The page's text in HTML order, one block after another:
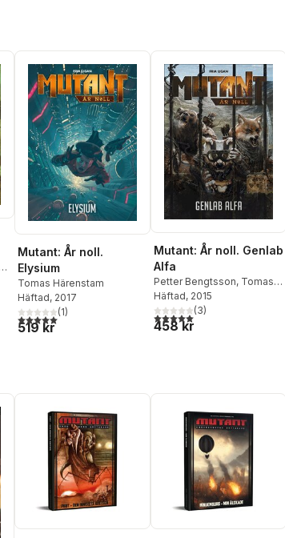
Mutant: År noll.
Elysium
Tomas Härenstam
Häftad, 2017
5,0utav 5 stjärnor. Totalt antal röster:
(1)
519 kr
Mutant: År noll. Genlab
Alfa
Petter Bengtsson, Tomas
Härenstam,Kosta Kostulas
Häftad, 2015
5,0utav 5 stjärnor. Totalt
(3)
458 kr